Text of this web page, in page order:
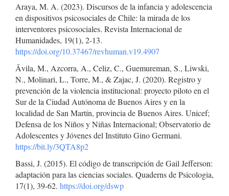
Araya, M. A. (2023). Discursos de la infancia y adolescencia
en dispositivos psicosociales de Chile: la mirada de los
interventores psicosociales. Revista Internacional de
Humanidades, 19(1), 2-13.
https://doi.org/10.37467/revhuman.v19.4907
Ãvila, M., Azcorra, A., Celiz, C., Guemureman, S., Liwski,
N., Molinari, L., Torre, M., & Zajac, J. (2020). Registro y
prevención de la violencia institucional: proyecto piloto en el
Sur de la Ciudad Autónoma de Buenos Aires y en la
localidad de San Martín, provincia de Buenos Aires. Unicef;
Defensa de los Niños y Niñas Internacional; Observatorio de
Adolescentes y Jóvenes del Instituto Gino Germani.
https://bit.ly/3QTA8p2
Bassi, J. (2015). El código de transcripción de Gail Jefferson:
adaptación para las ciencias sociales. Quaderns de Psicologia,
17(1), 39-62. https://doi.org/dswp